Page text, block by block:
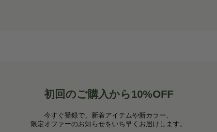
初回のご購入から10%OFF
今すぐ登録で、新着アイテムや新カラー、
限定オファーのお知らせをいち早くお届けします。